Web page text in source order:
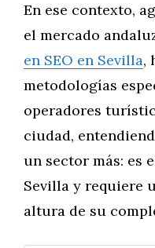
En ese contexto,
el mercado
en SEO en Sevilla,
metodologías
operadores
ciudad,
un sector más: es
Sevilla y requiere
altura de su